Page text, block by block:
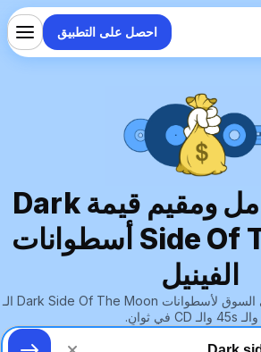
احصل على التطبيق
الدليل الشامل ومقيم قيمة Dark
Side Of The Moon أسطوانات
الفينيل
اعثر على السعر الحالي في السوق لأسطوانات Dark Side Of The Moon الـ